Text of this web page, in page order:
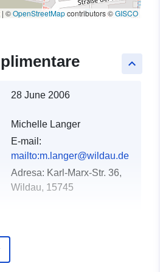
| ©OpenStreetMapcontributors ©GISCO
keyboard_arrow_up
28 June 2006
Michelle Langer
E-mail:
mailto:m.langer@wildau.de
Adresa: Karl-Marx-Str. 36,
Wildau, 15745